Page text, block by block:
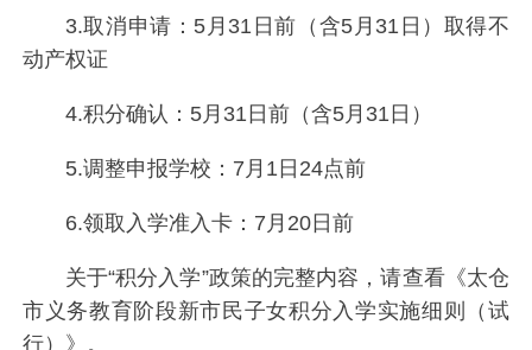
3.取消申请：5月31日前（含5月31日）取得不
动产权证
4.积分确认：5月31日前（含5月31日）
5.调整申报学校：7月1日24点前
6.领取入学准入卡：7月20日前
关于“积分入学”政策的完整内容，请查看《太仓
市义务教育阶段新市民子女积分入学实施细则（试
行）》。